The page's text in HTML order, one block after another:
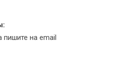
пишите на email